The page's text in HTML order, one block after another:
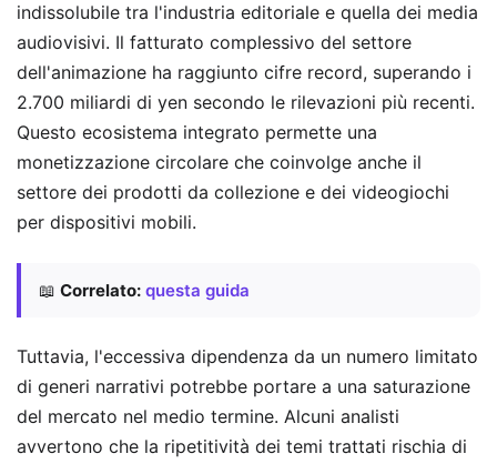
indissolubile tra l'industria editoriale e quella dei media
audiovisivi. Il fatturato complessivo del settore
dell'animazione ha raggiunto cifre record, superando i
2.700 miliardi di yen secondo le rilevazioni più recenti.
Questo ecosistema integrato permette una
monetizzazione circolare che coinvolge anche il
settore dei prodotti da collezione e dei videogiochi
per dispositivi mobili.
📖 Correlato: questa guida
Tuttavia, l'eccessiva dipendenza da un numero limitato
di generi narrativi potrebbe portare a una saturazione
del mercato nel medio termine. Alcuni analisti
avvertono che la ripetitività dei temi trattati rischia di